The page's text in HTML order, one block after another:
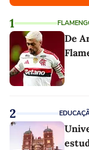
1
De
2